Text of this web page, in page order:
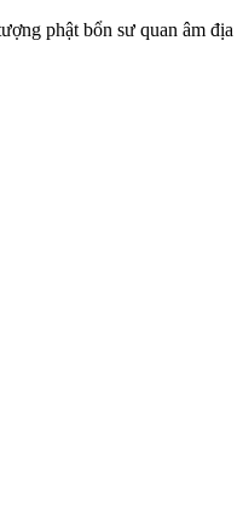
phật bổn sư quan âm địa